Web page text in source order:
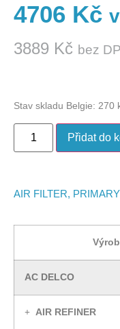
4706 Kč
3889 Kč bez
Stav skladu Belgie: 270
Přidat do
AIR FILTER,
AC DELCO
AIR REFINER